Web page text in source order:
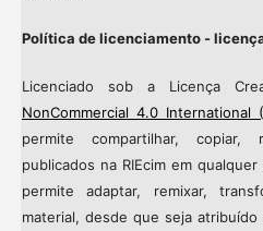
Política de licenciamento -
Licenciado sob a Licença
NonCommercial 4.0 International
permite compartilhar, copiar,
publicados na RIEcim em
permite adaptar, remixar,
material, desde que seja